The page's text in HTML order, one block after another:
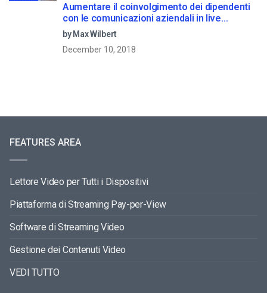
Aumentare il coinvolgimento dei dipendenti
con le comunicazioni aziendali in live
streaming
by Max Wilbert
December 10, 2018
FEATURES AREA
Lettore Video per Tutti i Dispositivi
Piattaforma di Streaming Pay-per-View
Software di Streaming Video
Gestione dei Contenuti Video
VEDI TUTTO